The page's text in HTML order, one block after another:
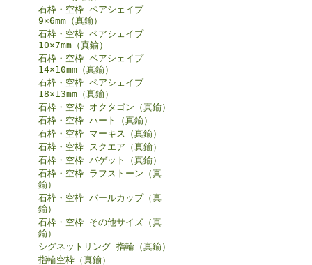
石枠・空枠 ペアシェイプ
9×6mm（真鍮）
石枠・空枠 ペアシェイプ
10×7mm（真鍮）
石枠・空枠 ペアシェイプ
14×10mm（真鍮）
石枠・空枠 ペアシェイプ
18×13mm（真鍮）
石枠・空枠 オクタゴン（真鍮）
石枠・空枠 ハート（真鍮）
石枠・空枠 マーキス（真鍮）
石枠・空枠 スクエア（真鍮）
石枠・空枠 バゲット（真鍮）
石枠・空枠 ラフストーン（真
鍮）
石枠・空枠 パールカップ（真
鍮）
石枠・空枠 その他サイズ（真
鍮）
シグネットリング 指輪（真鍮）
指輪空枠（真鍮）